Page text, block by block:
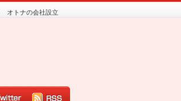
オトナの会社設立